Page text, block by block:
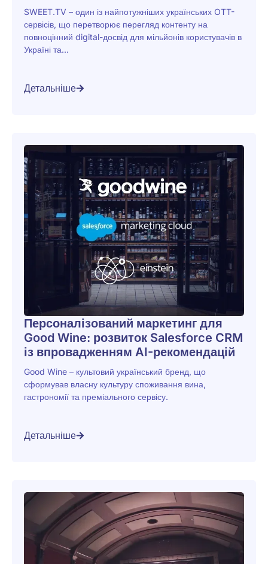
SWEET.TV – один із найпотужніших українських OTT-
сервісів, що перетворює перегляд контенту на
повноцінний digital-досвід для мільйонів користувачів в
Україні та...
Детальніше
Персоналізований маркетинг для
Good Wine: розвиток Salesforce CRM
із впровадженням AI-рекомендацій
Good Wine – культовий український бренд, що
сформував власну культуру споживання вина,
гастрономії та преміального сервісу.
Детальніше